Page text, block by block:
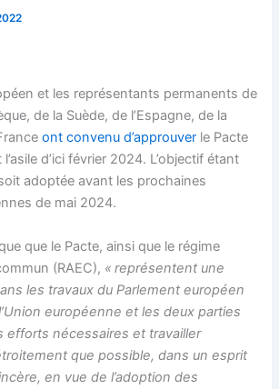
et les représentants permanents de
de la Suède, de l’Espagne, de la
ont convenu d’approuver le Pacte
d’ici février 2024. L’objectif étant
adoptée avant les prochaines
de mai 2024.
que le Pacte, ainsi que le régime
(RAEC), « représentent une
les travaux du Parlement européen
européenne et les deux parties
efforts nécessaires et travailler
que possible, dans un esprit
en vue de l’adoption des